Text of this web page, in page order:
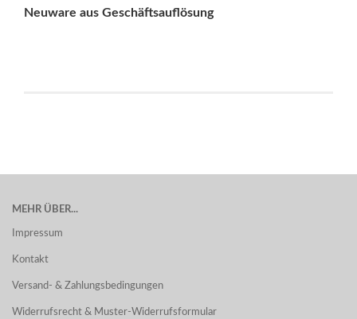
Neuware aus Geschäftsauflösung
MEHR ÜBER...
Impressum
Kontakt
Versand- & Zahlungsbedingungen
Widerrufsrecht & Muster-Widerrufsformular